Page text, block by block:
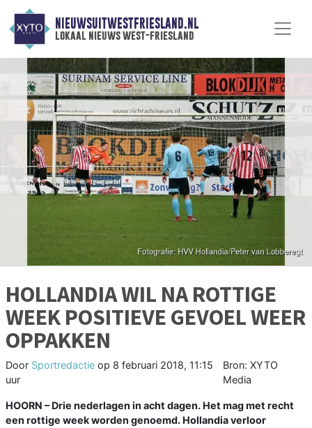
NIEUWSUITWESTFRIESLAND.NL
lokaal nieuws west-friesland
HOLLANDIA WIL NA ROTTIGE
WEEK POSITIEVE GEVOEL WEER
OPPAKKEN
Door Sportredactie op 8 februari 2018, 11:15
uur
Bron: XYTO
Media
HOORN – Drie nederlagen in acht dagen. Het mag met recht
een rottige week worden genoemd. Hollandia verloor